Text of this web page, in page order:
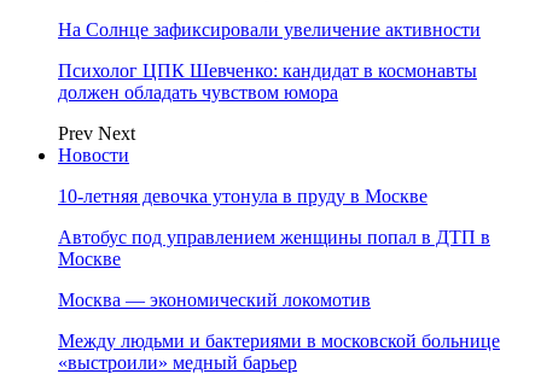
На Солнце зафиксировали увеличение активности
Психолог ЦПК Шевченко: кандидат в космонавты
должен обладать чувством юмора
Prev Next
Новости
10-летняя девочка утонула в пруду в Москве
Автобус под управлением женщины попал в ДТП в
Москве
Москва — экономический локомотив
Между людьми и бактериями в московской больнице
«выстроили» медный барьер